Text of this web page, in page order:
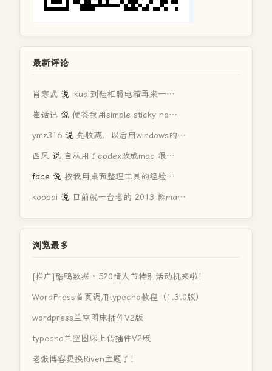
最新评论
肖寒武 说 ikuai到鞋柜弱电箱再来一…
崔话记 说 便签我用simple sticky no…
ymz316 说 先收藏，以后用windows的…
西风 说 自从用了codex改成mac 很…
face 说 按我用桌面整理工具的经验…
koobai 说 目前就一台老的 2013 款ma…
浏览最多
[推广]酷鸭数据 · 520情人节特别活动机来啦！
WordPress首页调用typecho教程（1.3.0版）
wordpress兰空图床插件V2版
typecho兰空图床上传插件V2版
老张博客更换Riven主题了！